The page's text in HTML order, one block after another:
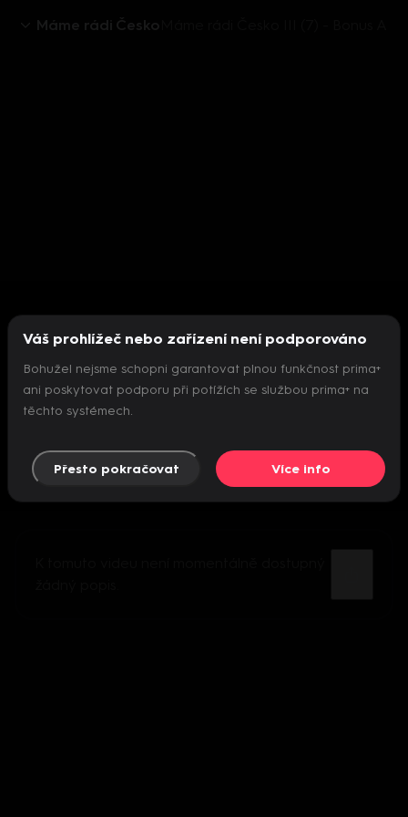
Máme rádi Česko
Nepodařilo se inicializovat přehrávač
Váš prohlížeč nebo zařízení není podporováno
Bohužel nejsme schopni garantovat plnou funkčnost prima+
ani poskytovat podporu při potížích se službou prima+ na
těchto systémech.
Přesto pokračovat Více info